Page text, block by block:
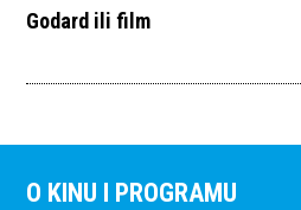
Godard ili film
O KINU I PROGRAMU